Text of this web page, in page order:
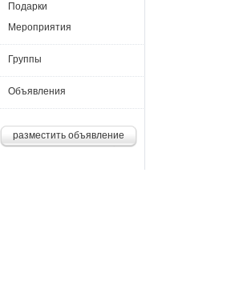
Подарки
Мероприятия
Группы
Объявления
разместить объявление